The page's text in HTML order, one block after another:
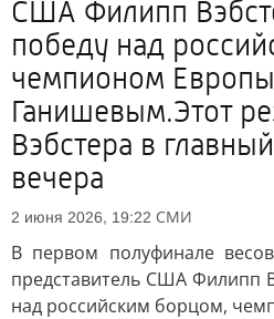
США Филипп
победу над
чемпионом
Ганишевым.Этот
Вэбстера в
вечера
2 июня 2026, 19:22 СМИ
В первом полуфинале
представитель США Филипп
над российским борцом,